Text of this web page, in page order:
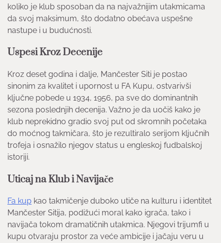
koliko je klub sposoban da na najvažnijim utakmicama
da svoj maksimum, što dodatno obećava uspešne
nastupe i u budućnosti.
Uspesi Kroz Decenije
Kroz deset godina i dalje, Mančester Siti je postao
sinonim za kvalitet i upornost u FA Kupu, ostvarivši
ključne pobede u 1934, 1956, pa sve do dominantnih
sezona poslednjih decenija. Važno je da uočiš kako je
klub neprekidno gradio svoj put od skromnih početaka
do moćnog takmičara, što je rezultiralo serijom ključnih
trofeja i osnažilo njegov status u engleskoj fudbalskoj
istoriji.
Uticaj na Klub i Navijače
Fa kup kao takmičenje duboko utiče na kulturu i identitet
Mančester Sitija, podižući moral kako igrača, tako i
navijača tokom dramatičnih utakmica. Njegovi trijumfi u
kupu otvaraju prostor za veće ambicije i jačaju veru u